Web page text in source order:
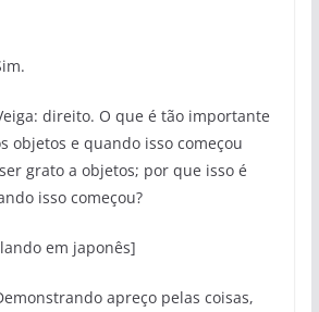
direito. O que é tão importante
objetos e quando isso começou
grato a objetos; por que isso é
isso começou?
em japonês]
apreço pelas coisas,